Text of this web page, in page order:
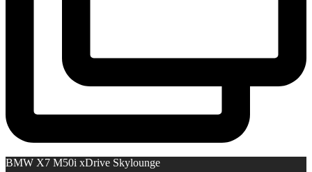
BMW X7 M50i xDrive Skylounge